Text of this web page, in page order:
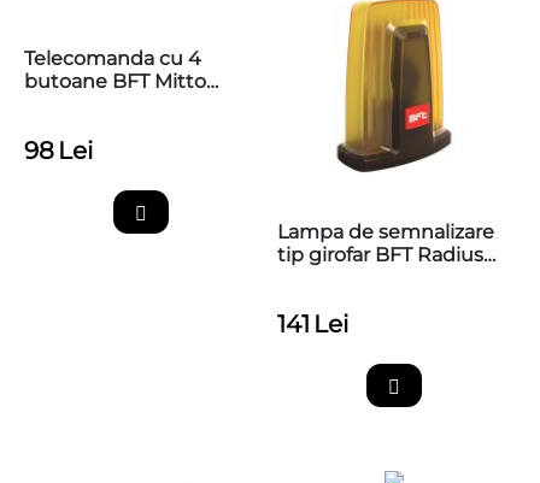
Telecomanda cu 4
butoane BFT Mitto
98 Lei
Lampa de semnalizare
tip girofar BFT Radius
si bariere
141 Lei